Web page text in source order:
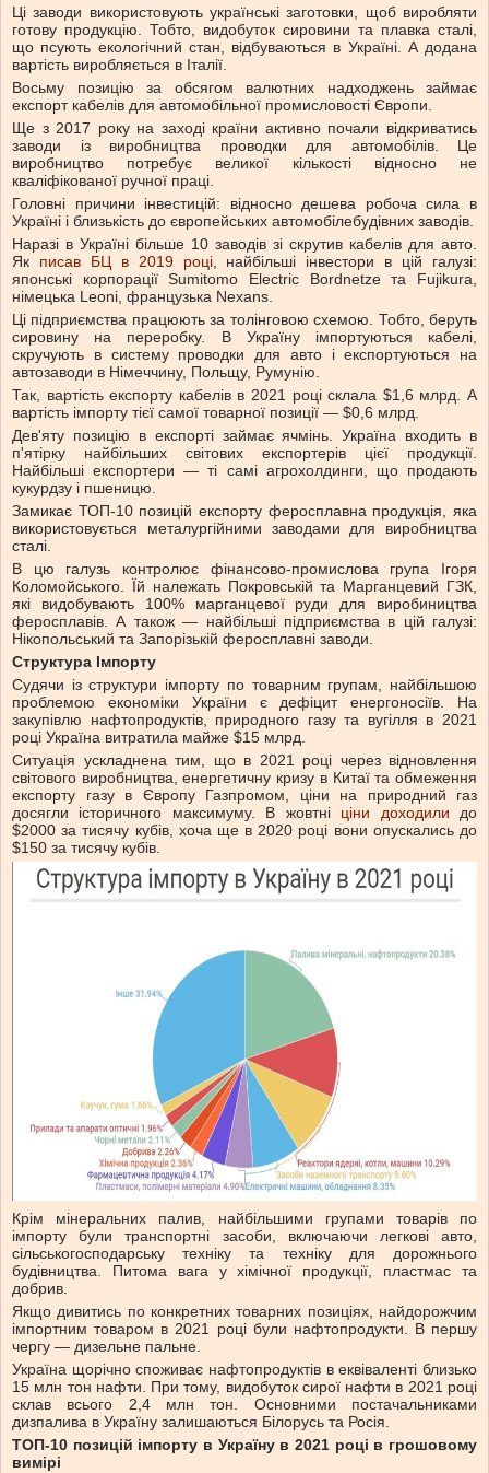
Ці заводи використовують українські заготовки, щоб виробляти
готову продукцію. Тобто, видобуток сировини та плавка сталі,
що псують екологічний стан, відбуваються в Україні. А додана
вартість виробляється в Італії.
Восьму позицію за обсягом валютних надходжень займає
експорт кабелів для автомобільної промисловості Європи.
Ще з 2017 року на заході країни активно почали відкриватись
заводи із виробництва проводки для автомобілів. Це
виробництво потребує великої кількості відносно не
кваліфікованої ручної праці.
Головні причини інвестицій: відносно дешева робоча сила в
Україні і близькість до європейських автомобілебудівних заводів.
Наразі в Україні більше 10 заводів зі скрутив кабелів для авто.
Як писав БЦ в 2019 році, найбільші інвестори в цій галузі:
японські корпорації Sumitomo Electric Bordnetze та Fujikura,
німецька Leoni, французька Nexans.
Ці підприємства працюють за толінговою схемою. Тобто, беруть
сировину на переробку. В Україну імпортуються кабелі,
скручують в систему проводки для авто і експортуються на
автозаводи в Німеччину, Польщу, Румунію.
Так, вартість експорту кабелів в 2021 році склала $1,6 млрд. А
вартість імпорту тієї самої товарної позиції — $0,6 млрд.
Дев'яту позицію в експорті займає ячмінь. Україна входить в
п'ятірку найбільших світових експортерів цієї продукції.
Найбільші експортери — ті самі агрохолдинги, що продають
кукурдзу і пшеницю.
Замикає ТОП-10 позицій експорту феросплавна продукція, яка
використовується металургійними заводами для виробництва
сталі.
В цю галузь контролює фінансово-промислова група Ігоря
Коломойського. Їй належать Покровській та Марганцевий ГЗК,
які видобувають 100% марганцевої руди для виробиництва
феросплавів. А також — найбільші підприємства в цій галузі:
Нікопольський та Запорізькій феросплавні заводи.
Структура Імпорту
Судячи із структури імпорту по товарним групам, найбільшою
проблемою економіки України є дефіцит енергоносіїв. На
закупівлю нафтопродуктів, природного газу та вугілля в 2021
році Україна витратила майже $15 млрд.
Ситуація ускладнена тим, що в 2021 році через відновлення
світового виробництва, енергетичну кризу в Китаї та обмеження
експорту газу в Європу Газпромом, ціни на природний газ
досягли історичного максимуму. В жовтні ціни доходили до
$2000 за тисячу кубів, хоча ще в 2020 році вони опускались до
$150 за тисячу кубів.
Крім мінеральних палив, найбільшими групами товарів по
імпорту були транспортні засоби, включаючи легкові авто,
сільськогосподарську техніку та техніку для дорожнього
будівництва. Питома вага у хімічної продукції, пластмас та
добрив.
Якщо дивитись по конкретних товарних позиціях, найдорожчим
імпортним товаром в 2021 році були нафтопродукти. В першу
чергу — дизельне пальне.
Україна щорічно споживає нафтопродуктів в еквіваленті близько
15 млн тон нафти. При тому, видобуток сирої нафти в 2021 році
склав всього 2,4 млн тон. Основними постачальниками
дизпалива в Україну залишаються Білорусь та Росія.
ТОП-10 позицій імпорту в Україну в 2021 році в грошовому
вимірі